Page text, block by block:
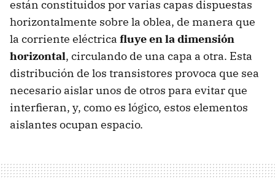
están constituidos por varias capas dispuestas
horizontalmente sobre la oblea, de manera que
la corriente eléctrica fluye en la dimensión
horizontal, circulando de una capa a otra. Esta
distribución de los transistores provoca que sea
necesario aislar unos de otros para evitar que
interfieran, y, como es lógico, estos elementos
aislantes ocupan espacio.